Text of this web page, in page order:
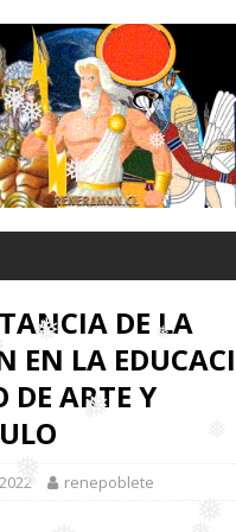
❅
❅
❅
❅
DE LA
EN LA
DE ARTE Y
renepoblete